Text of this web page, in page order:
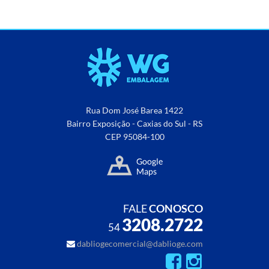
Rua Dom José Barea 1422
Bairro Exposição - Caxias do Sul - RS
CEP 95084-100
FALECONOSCO
543208.2722
dabliogecomercial@dablioge.com